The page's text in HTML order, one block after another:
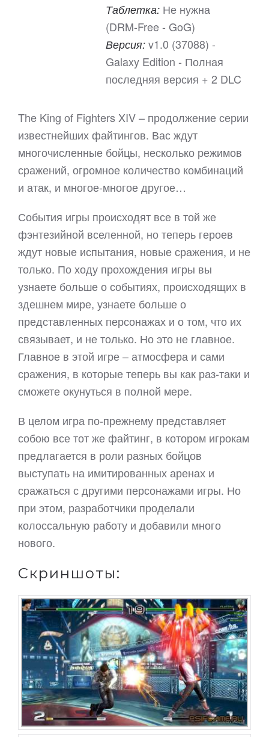
Таблетка: Не нужна
(DRM-Free - GoG)
Версия: v1.0 (37088) -
Galaxy Edition - Полная
последняя версия + 2 DLC
The King of Fighters XIV – продолжение серии
известнейших файтингов. Вас ждут
многочисленные бойцы, несколько режимов
сражений, огромное количество комбинаций
и атак, и многое-многое другое…
События игры происходят все в той же
фэнтезийной вселенной, но теперь героев
ждут новые испытания, новые сражения, и не
только. По ходу прохождения игры вы
узнаете больше о событиях, происходящих в
здешнем мире, узнаете больше о
представленных персонажах и о том, что их
связывает, и не только. Но это не главное.
Главное в этой игре – атмосфера и сами
сражения, в которые теперь вы как раз-таки и
сможете окунуться в полной мере.
В целом игра по-прежнему представляет
собою все тот же файтинг, в котором игрокам
предлагается в роли разных бойцов
выступать на имитированных аренах и
сражаться с другими персонажами игры. Но
при этом, разработчики проделали
колоссальную работу и добавили много
нового.
Скриншоты: